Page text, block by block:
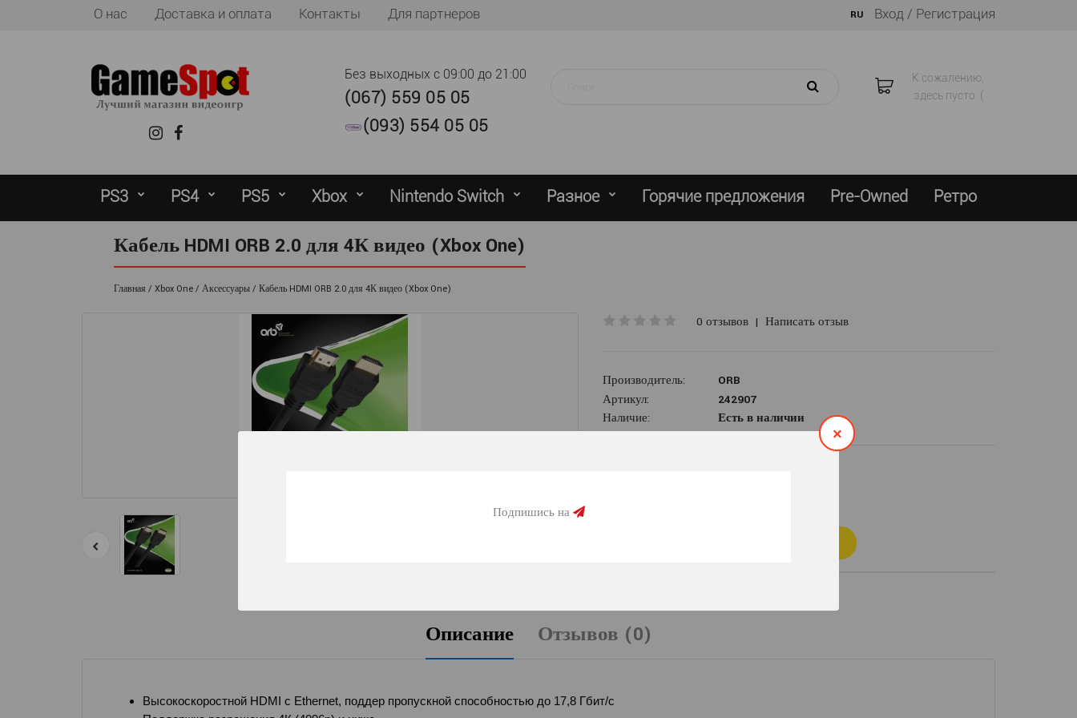
Подпишись на
×
О нас Доставка и оплата Контакты Для партнеров RU Вход / Регистрация
Без выходных с 09:00 до 21:00
(067) 559 05 05
(093) 554 05 05
К сожалению,
здесь пусто :(
PS3 PS4 PS5 Xbox Nintendo Switch Разное Горячие предложения Pre-Owned Ретро
Кабель HDMI ORB 2.0 для 4К видео (Xbox One)
Главная Xbox One Аксессуары Кабель HDMI ORB 2.0 для 4К видео (Xbox One)
0 отзывов | Написать отзыв
Производитель:
ORB
Артикул:
242907
Наличие:
Есть в наличии
Описание Отзывов (0)
Высокоскоростной HDMI с Ethernet, поддер пропускной способностью до 17,8 Гбит/с